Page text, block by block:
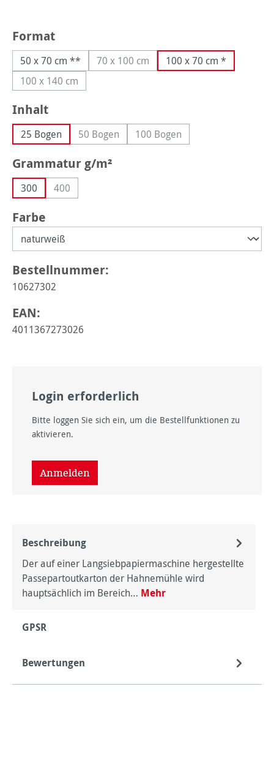
Formatauswählen
50 x 70 cm ** 70 x 100 cm(Diese Option ist zurzeit nicht
100 x 70 cm *
100 x 140 cm(Diese Option ist zurzeit nicht verfügbar.)
Inhaltauswählen
25 Bogen 50 Bogen(Diese Option ist zurzeit nicht verfügbar.)
100 Bogen(Diese Option ist zurzeit
Grammatur g/m²
300 400(Diese Option ist zurzeit nicht verfügbar.)
Farbe
Bestellnummer:
10627302
EAN:
4011367273026
Login erforderlich
Bitte loggen Sie sich ein, um die Bestellfunktionen zu
aktivieren.
Anmelden
Beschreibung
Der auf einer Langsiebpapiermaschine hergestellte
Passepartoutkarton der Hahnemühle wird
hauptsächlich im Bereich… Mehr
GPSR
Bewertungen